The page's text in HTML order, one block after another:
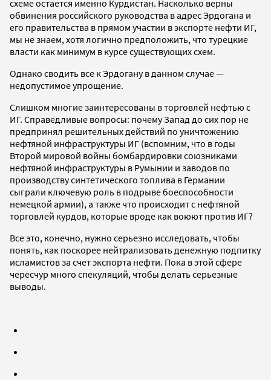
схеме остается именно Курдистан. Насколько верны
обвинения российского руководства в адрес Эрдогана и
его правительства в прямом участии в экспорте нефти ИГ,
мы не знаем, хотя логично предположить, что турецкие
власти как минимум в курсе существующих схем.
Однако сводить все к Эрдогану в данном случае —
недопустимое упрощение.
Слишком многие заинтересованы в торговлей нефтью с
ИГ. Справедливые вопросы: почему Запад до сих пор не
предпринял решительных действий по уничтожению
нефтяной инфраструктуры ИГ (вспомним, что в годы
Второй мировой войны бомбардировки союзниками
нефтяной инфраструктуры в Румынии и заводов по
производству синтетического топлива в Германии
сыграли ключевую роль в подрыве боеспособности
немецкой армии), а также что происходит с нефтяной
торговлей курдов, которые вроде как воюют против ИГ?
Все это, конечно, нужно серьезно исследовать, чтобы
понять, как поскорее нейтрализовать денежную подпитку
исламистов за счет экспорта нефти. Пока в этой сфере
чересчур много спекуляций, чтобы делать серьезные
выводы.